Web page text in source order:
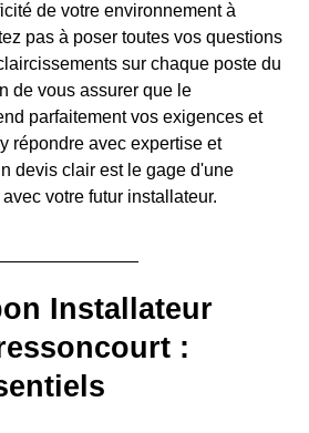
de votre environnement à
pas à poser toutes vos questions
sur chaque poste du
de vous assurer que le
parfaitement vos exigences et
répondre avec expertise et
devis clair est le gage d'une
votre futur installateur.
Installateur
: